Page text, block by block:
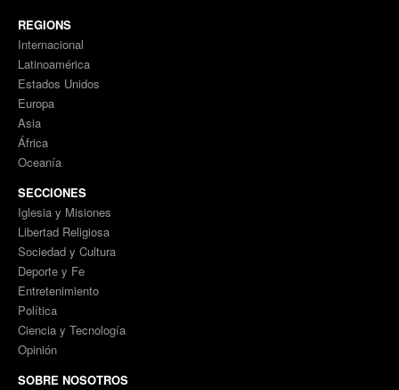
REGIONS
Internacional
Latinoamérica
Estados Unidos
Europa
Asia
África
Oceanía
SECCIONES
Iglesia y Misiones
Libertad Religiosa
Sociedad y Cultura
Deporte y Fe
Entretenimiento
Política
Ciencia y Tecnología
Opinión
SOBRE NOSOTROS